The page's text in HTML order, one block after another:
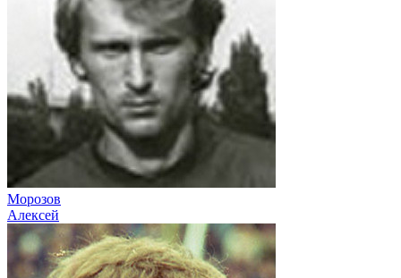
Морозов
Алексей